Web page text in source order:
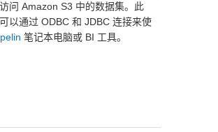
问 Amazon S3 中的数据集。此
以通过 ODBC 和 JDBC 连接来使
笔记本电脑或 BI 工具。